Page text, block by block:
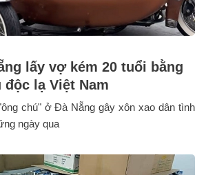
lấy vợ kém 20 tuổi bằng
lạ Việt Nam
chú" ở Đà Nẵng gây xôn xao dân tình
ngày qua